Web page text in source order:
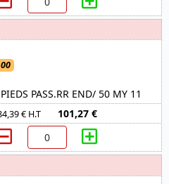
PIEDS PASS.RR END/ 50 MY 11
€ H.T 101,27 €